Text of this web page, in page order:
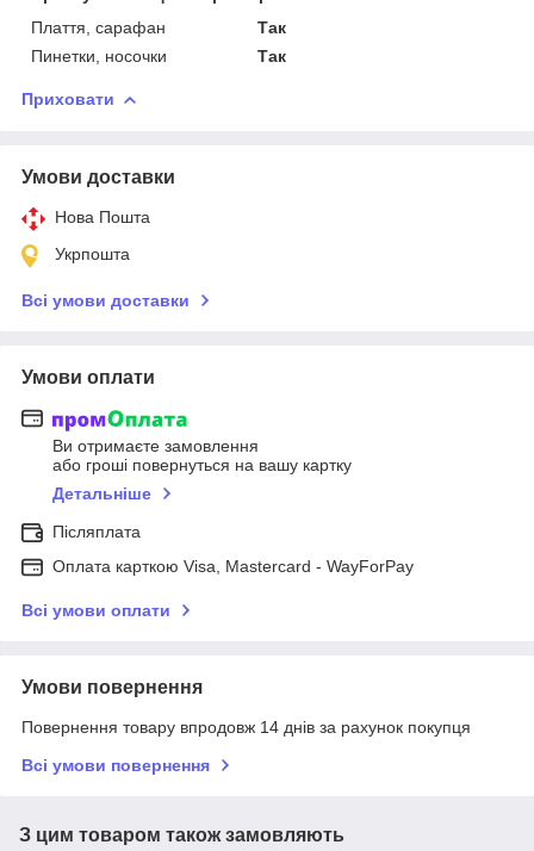
Плаття, сарафан
Так
Пинетки, носочки
Так
Приховати
Умови доставки
Нова Пошта
Укрпошта
Всі умови доставки
Умови оплати
Ви отримаєте замовлення
або гроші повернуться на вашу картку
Детальніше
Післяплата
Оплата карткою Visa, Mastercard - WayForPay
Всі умови оплати
Умови повернення
Повернення товару впродовж 14 днів за рахунок покупця
Всі умови повернення
З цим товаром також замовляють